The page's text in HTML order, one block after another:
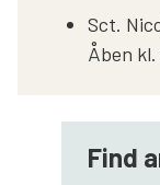
Sct.
Åben kl.
Find